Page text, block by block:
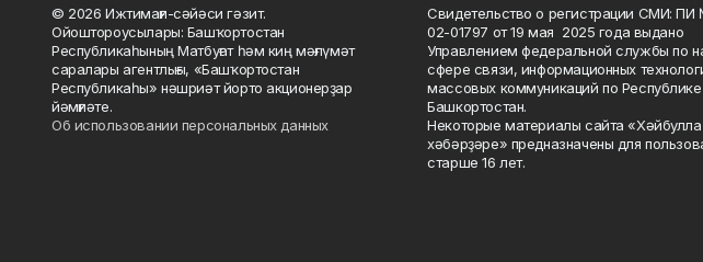
© 2026 Ижтимағи-сәйәси гәзит.
Ойоштороусылары: Башҡортостан
Республикаһының Матбуғат һәм киң мәғлүмәт
саралары агентлығы, «Башҡортостан
Республикаһы» нәшриәт йорто акционерҙар
йәмғиәте.
Об использовании персональных данных
Свидетельство о регистрации СМИ:
02-01797 от 19 мая 2025 года выдано
Управлением федеральной службы по
сфере связи, информационных
массовых коммуникаций по Республике
Башкортостан.
Некоторые материалы сайта «Хәйбулла
хәбәрҙәре» предназначены для
старше 16 лет.